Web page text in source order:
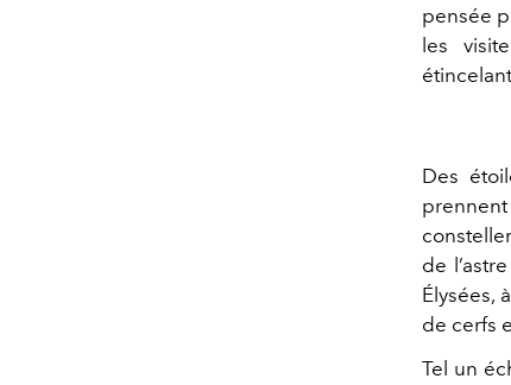
pensée
les
Des
de
Élysées,
de cerfs
Tel un